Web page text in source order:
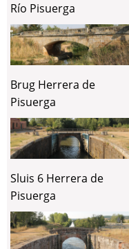
Río Pisuerga
Brug Herrera de
Pisuerga
Sluis 6 Herrera de
Pisuerga